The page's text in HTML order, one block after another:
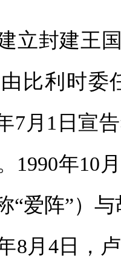
立封建王
比利时委
7月1日宣
1990年10
“爱阵”）
8月4日，